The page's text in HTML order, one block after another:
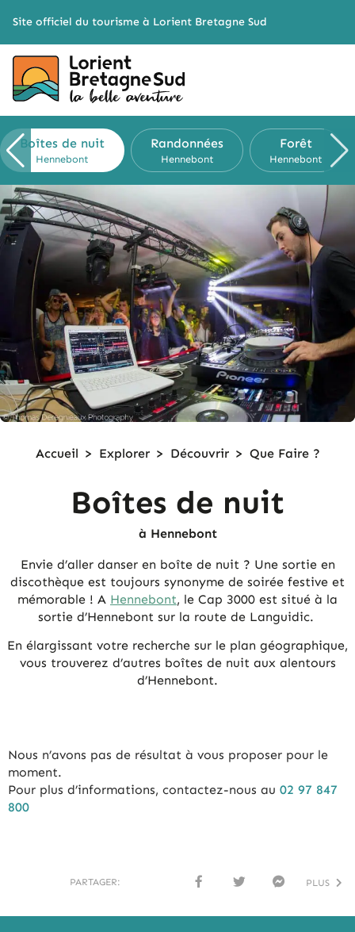
Site officiel du tourisme à Lorient Bretagne Sud
Boîtes de nuit
Hennebont
Randonnées
Hennebont
Forêt
Hennebont
Accueil > Explorer > Découvrir > Que Faire ?
Boîtes de nuit
à Hennebont
Envie d’aller danser en boîte de nuit ? Une sortie en
discothèque est toujours synonyme de soirée festive et
mémorable ! A Hennebont, le Cap 3000 est situé à la
sortie d’Hennebont sur la route de Languidic.
En élargissant votre recherche sur le plan géographique,
vous trouverez d’autres boîtes de nuit aux alentours
d’Hennebont.
Nous n’avons pas de résultat à vous proposer pour le
moment.
Pour plus d’informations, contactez-nous au 02 97 847
800
PARTAGER:
PLUS